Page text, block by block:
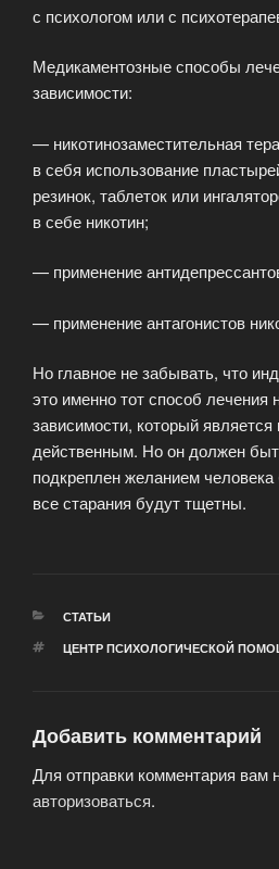
с психологом или с
Медикаментозные способы
зависимости:
— никотинозаместительная
в себя использование
резинок, таблеток или
в себе никотин;
— применение
— применение антагонистов
Но главное не забывать, что
это именно тот способ лечения
зависимости, который
действенным. Но он должен
подкреплен желанием
все старания будут тщетны.
РУБРИКИ
СТАТЬИ
МЕТКИ
ЦЕНТР ПСИХОЛОГИЧЕСКОЙ
Добавить комментарий
Для отправки комментария вам
авторизоваться.